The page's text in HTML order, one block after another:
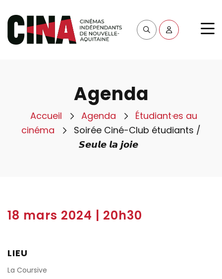
Agenda
Accueil Agenda
Étudiant·es au
cinéma
Soirée Ciné-Club étudiants /
𝙎𝙚𝙪𝙡𝙚 𝙡𝙖 𝙟𝙤𝙞𝙚
18 mars 2024 | 20h30
LIEU
La Coursive